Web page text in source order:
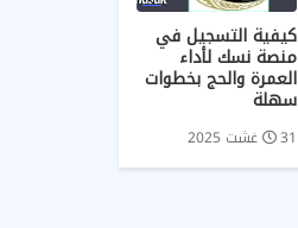
كيفية التسجيل في
منصة نسك لأداء
العمرة والحج بخطوات
سهلة
31 غشت 2025